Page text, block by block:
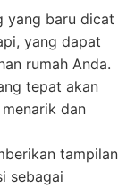
yang baru dicat
yang dapat
rumah Anda.
tepat akan
dan
tampilan
sebagai